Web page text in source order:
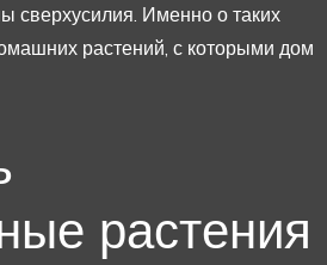
сверхусилия. Именно о таких
растений, с которыми дом
растения